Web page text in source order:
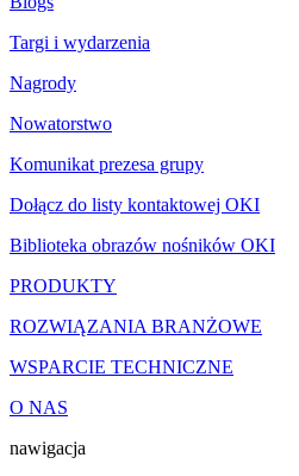
Targi i wydarzenia
Nagrody
Nowatorstwo
Komunikat prezesa grupy
Dołącz do listy kontaktowej OKI
Biblioteka obrazów nośników OKI
PRODUKTY
ROZWIĄZANIA BRANŻOWE
WSPARCIE TECHNICZNE
O NAS
nawigacja